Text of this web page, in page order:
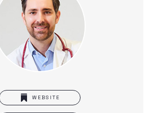
 WEBSITE